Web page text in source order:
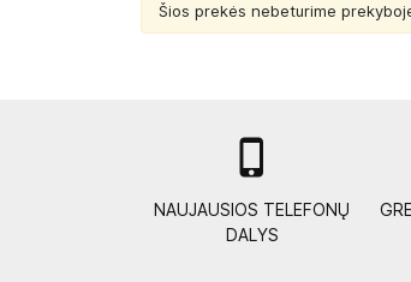
Šios prekės nebeturime

NAUJAUSIOS TELEFONŲ
DALYS